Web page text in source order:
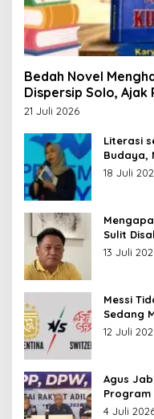
Bedah Novel
Dispersip Solo, Ajak
Leluhur Nusantara
21 Juli 2026
Literasi
Budaya,
18 Juli
Sulit
13 Juli
Messi
Sedang
12 Juli
Agus
Program
Prabowo
4 Juli